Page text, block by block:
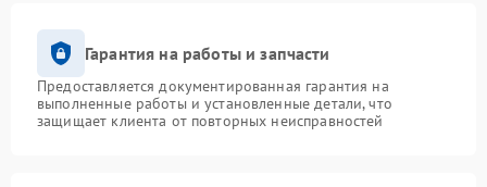
Гарантия на работы и запчасти
Предоставляется документированная гарантия на
выполненные работы и установленные детали, что
защищает клиента от повторных неисправностей